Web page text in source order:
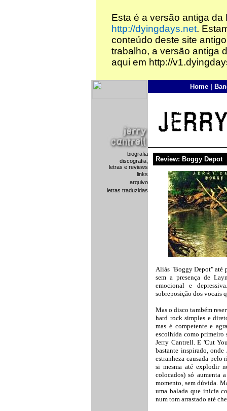
Esta é a versão antiga
http://dyingdays.net.
conteúdo deste site
trabalho, a versão antiga
aqui em http://
biografia
discografia,
letras e reviews
links
arquivo
letras traduzidas
Home|
Review: Boggy Depot
Aliás "Boggy Depot" até
sem a presença de
emocional e
sobreposição dos vocais
Mas o disco também
hard rock simples e
mas é competente e
escolhida como primeiro
Jerry Cantrell. E 'Cut
bastante inspirado, onde
estranheza causada
si mesma até explodir
colocados) só aumenta
momento, sem dúvida.
uma balada que inicia
num tom arrastado até